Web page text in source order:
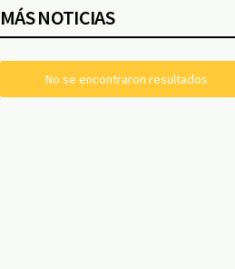
MÁS NOTICIAS
No se encontraron resultados